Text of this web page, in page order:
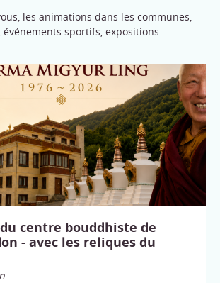
les animations dans les communes,
événements sportifs, expositions...
du centre bouddhiste de
- avec les reliques du